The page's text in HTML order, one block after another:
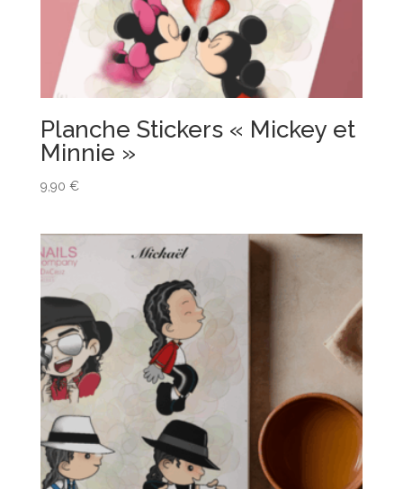
Planche Stickers « Mickey et
Minnie »
9,90 €